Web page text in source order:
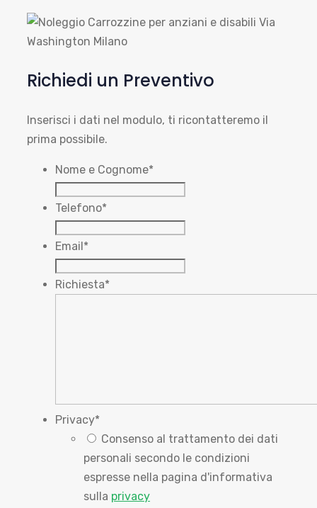
Richiedi un Preventivo
Inserisci i dati nel modulo, ti ricontatteremo il
prima possibile.
Nome e Cognome*
Telefono*
Email *
Richiesta*
Privacy*
Consenso al trattamento dei dati
personali secondo le condizioni
espresse nella pagina d'informativa
sulla privacy